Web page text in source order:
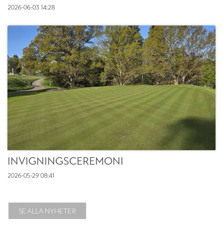
2026-06-03 14:28
INVIGNINGSCEREMONI
2026-05-2908:41
SE ALLA NYHETER